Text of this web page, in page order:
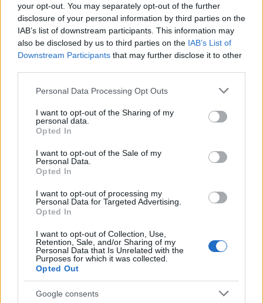
your opt-out. You may separately opt-out of the further
disclosure of your personal information by third parties on the
IAB’s list of downstream participants. This information may
also be disclosed by us to third parties on the IAB’s List of
Downstream Participants that may further disclose it to other
Please note that this website/app uses one or more Google
not limited to your visit or usage behaviour. You may click to
grant or deny consent to Google and its third-party tags to
use your data for below specified purposes in below Google
consent section.
Personal Data Processing Opt Outs
I want to opt-out of the Sharing of my
personal data.
Opted In
I want to opt-out of the Sale of my
Personal Data.
Opted In
I want to opt-out of processing my
Personal Data for Targeted Advertising.
Opted In
I want to opt-out of Collection, Use,
Retention, Sale, and/or Sharing of my
Personal Data that Is Unrelated with the
Purposes for which it was collected.
Opted Out
Google consents